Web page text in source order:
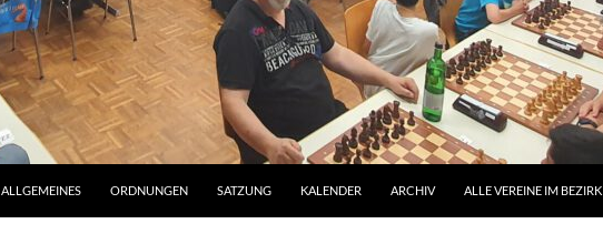
ALLGEMEINES ORDNUNGEN SATZUNG KALENDER ARCHIV ALLE VEREINE IM BEZIRK